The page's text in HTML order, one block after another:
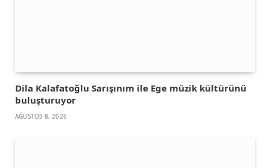
Dila Kalafatoğlu Sarışınım ile Ege müzik kültürünü
buluşturuyor
AĞUSTOS 8, 2026